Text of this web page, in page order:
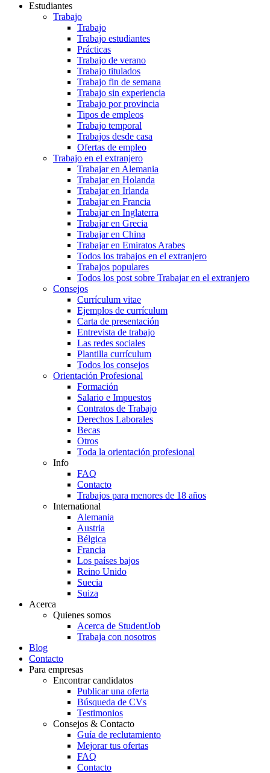
Estudiantes
Trabajo
Trabajo
Trabajo estudiantes
Prácticas
Trabajo de verano
Trabajo titulados
Trabajo fin de semana
Trabajo sin experiencia
Trabajo por provincia
Tipos de empleos
Trabajo temporal
Trabajos desde casa
Ofertas de empleo
Trabajo en el extranjero
Trabajar en Alemania
Trabajar en Holanda
Trabajar en Irlanda
Trabajar en Francia
Trabajar en Inglaterra
Trabajar en Grecia
Trabajar en China
Trabajar en Emiratos Arabes
Todos los trabajos en el extranjero
Trabajos populares
Todos los post sobre Trabajar en el extranjero
Consejos
Currículum vitae
Ejemplos de currículum
Carta de presentación
Entrevista de trabajo
Las redes sociales
Plantilla currículum
Todos los consejos
Orientación Profesional
Formación
Salario e Impuestos
Contratos de Trabajo
Derechos Laborales
Becas
Otros
Toda la orientación profesional
Info
FAQ
Contacto
Trabajos para menores de 18 años
International
Alemania
Austria
Bélgica
Francia
Los países bajos
Reino Unido
Suecia
Suiza
Acerca
Quienes somos
Acerca de StudentJob
Trabaja con nosotros
Blog
Contacto
Para empresas
Encontrar candidatos
Publicar una oferta
Búsqueda de CVs
Testimonios
Consejos & Contacto
Guía de reclutamiento
Mejorar tus ofertas
FAQ
Contacto